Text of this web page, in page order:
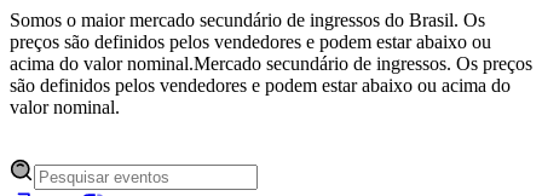
Somos o maior mercado secundário de ingressos do Brasil. Os
preços são definidos pelos vendedores e podem estar abaixo ou
acima do valor nominal.Mercado secundário de ingressos. Os preços
são definidos pelos vendedores e podem estar abaixo ou acima do
valor nominal.